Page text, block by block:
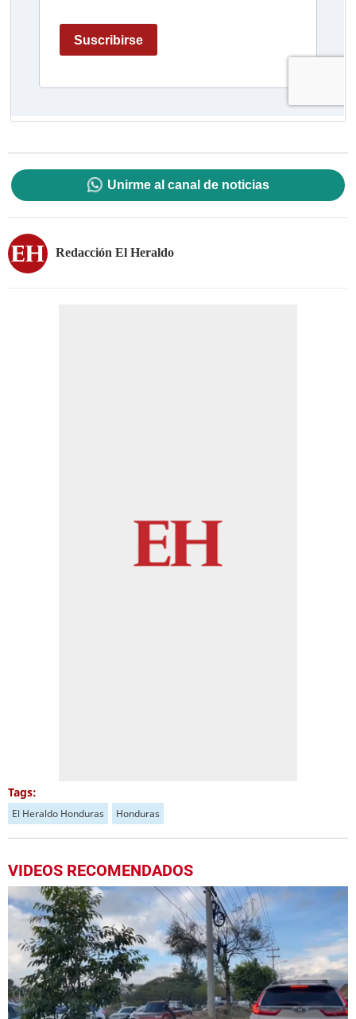
Unirme al canal de noticias
Redacción El Heraldo
Tags:
El Heraldo Honduras Honduras
VIDEOS RECOMENDADOS